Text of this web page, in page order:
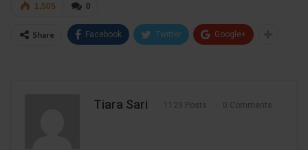
0
1,505
Share Facebook Twitter Google+
Tiara Sari 1129 Posts 0 Comments